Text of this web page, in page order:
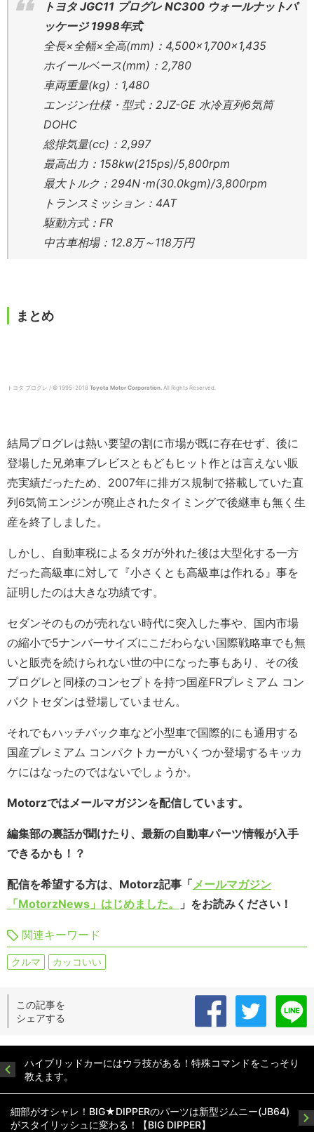
トヨタ JGC11 プログレ NC300 ウォールナットパ
ッケージ 1998年式
全長×全幅×全高(mm)：4,500×1,700×1,435
ホイールベース(mm)：2,780
車両重量(kg)：1,480
エンジン仕様・型式：2JZ-GE 水冷直列6気筒
DOHC
総排気量(cc)：2,997
最高出力：158kw(215ps)/5,800rpm
最大トルク：294N･m(30.0kgm)/3,800rpm
トランスミッション：4AT
駆動方式：FR
中古車相場：12.8万～118万円
まとめ
トヨタ プログレ / © 1995-2018 Toyota Motor Corporation. All Rights Reserved.
結局プログレは熱い要望の割に市場が既に存在せず、後に
登場した兄弟車ブレビスともどもヒット作とは言えない販
売実績だったため、2007年に排ガス規制で搭載していた直
列6気筒エンジンが廃止されたタイミングで後継車も無く生
産を終了しました。
しかし、自動車税によるタガが外れた後は大型化する一方
だった高級車に対して『小さくとも高級車は作れる』事を
証明したのは大きな功績です。
セダンそのものが売れない時代に突入した事や、国内市場
の縮小で5ナンバーサイズにこだわらない国際戦略車でも無
いと販売を続けられない世の中になった事もあり、その後
プログレと同様のコンセプトを持つ国産FRプレミアム コン
パクトセダンは登場していません。
それでもハッチバック車など小型車で国際的にも通用する
国産プレミアム コンパクトカーがいくつか登場するキッカ
ケにはなったのではないでしょうか。
Motorzではメールマガジンを配信しています。
編集部の裏話が聞けたり、最新の自動車パーツ情報が入手
できるかも！？
配信を希望する方は、Motorz記事「メールマガジン
「MotorzNews」はじめました。
」をお読みください！
関連キーワード
クルマ カッコいい
この記事を
シェアする
ハイブリッドカーにはウラ技がある！特殊コマンドをこっそり
教えます。
細部がオシャレ！BIG★DIPPERのパーツは新型ジムニー(JB64)
がスタイリッシュに変わる！【BIG DIPPER】